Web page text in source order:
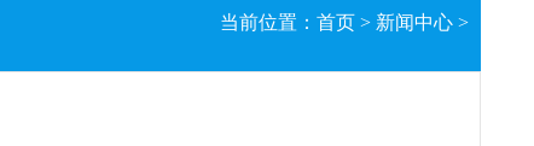
当前位置： 首页 > 新闻中心 >